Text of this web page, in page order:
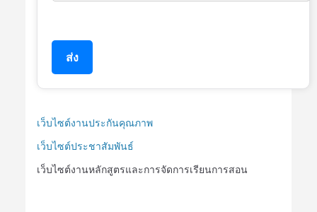
ส่ง
เว็บไซต์งานประกันคุณภาพ
เว็บไซต์ประชาสัมพันธ์
เว็บไซต์งานหลักสูตรและการจัดการเรียนการสอน